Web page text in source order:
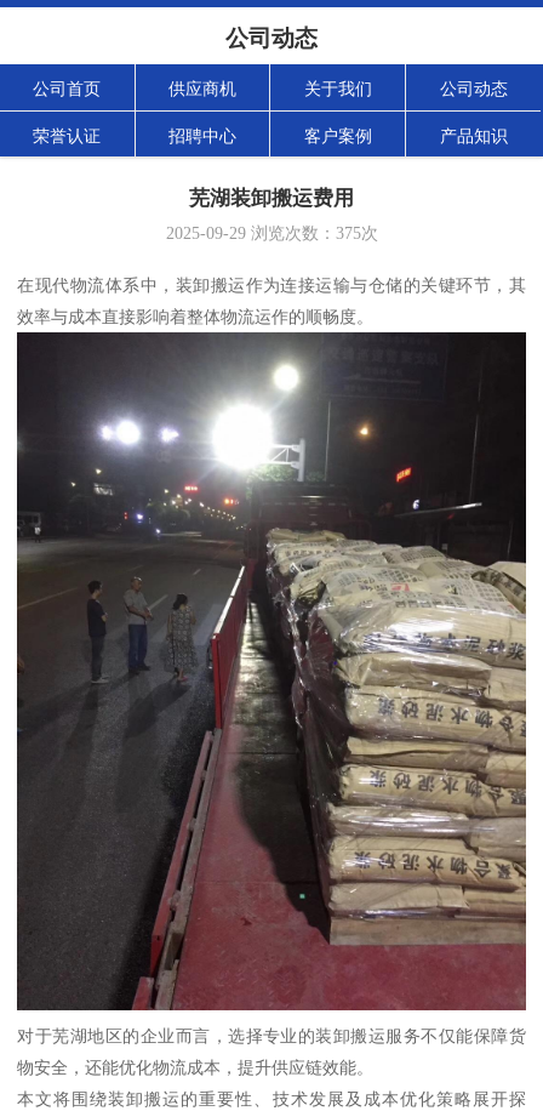
公司动态
公司首页 供应商机 关于我们 公司动态
荣誉认证 招聘中心 客户案例 产品知识
芜湖装卸搬运费用
2025-09-29浏览次数： 375次
在现代物流体系中，装卸搬运作为连接运输与仓储的关键环节，其
效率与成本直接影响着整体物流运作的顺畅度。
对于芜湖地区的企业而言，选择专业的装卸搬运服务不仅能保障货
物安全，还能优化物流成本，提升供应链效能。
本文将围绕装卸搬运的重要性、技术发展及成本优化策略展开探